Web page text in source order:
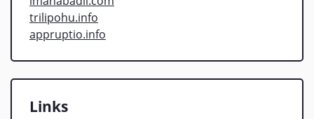
trilipohu.info
appruptio.info
Links